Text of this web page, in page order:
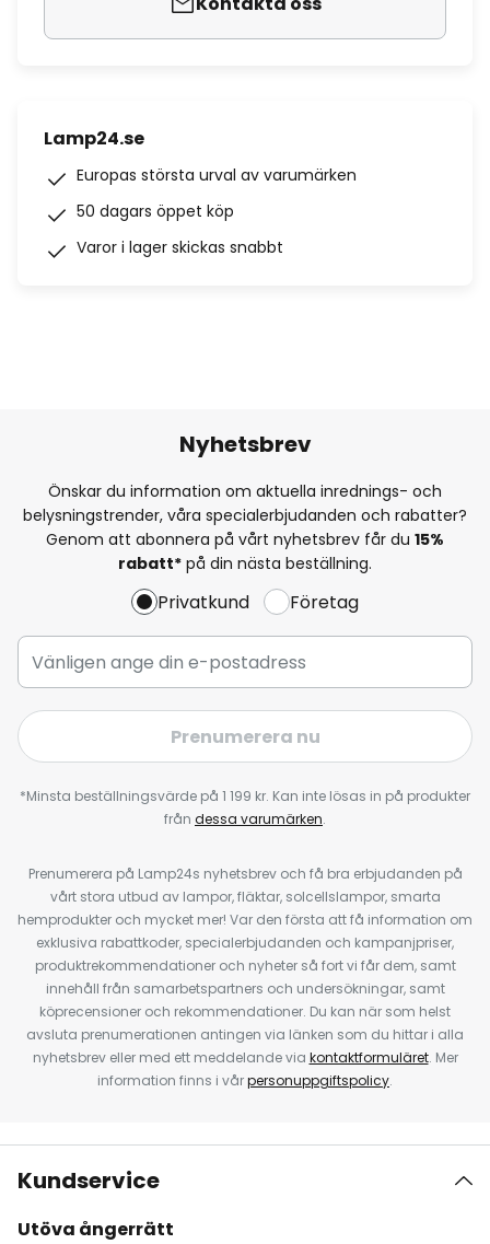
Lamp24.se
Europas största urval av varumärken
50 dagars öppet köp
Varor i lager skickas snabbt
Nyhetsbrev
Önskar du information om aktuella inrednings- och
belysningstrender, våra specialerbjudanden och rabatter?
Genom att abonnera på vårt nyhetsbrev får du 15%
rabatt* på din nästa beställning.
Privatkund Företag
Prenumerera nu
*Minsta beställningsvärde på 1 199 kr. Kan inte lösas in på produkter
från dessa varumärken.
Prenumerera på Lamp24s nyhetsbrev och få bra erbjudanden på
vårt stora utbud av lampor, fläktar, solcellslampor, smarta
hemprodukter och mycket mer! Var den första att få information om
exklusiva rabattkoder, specialerbjudanden och kampanjpriser,
produktrekommendationer och nyheter så fort vi får dem, samt
innehåll från samarbetspartners och undersökningar, samt
köprecensioner och rekommendationer. Du kan när som helst
avsluta prenumerationen antingen via länken som du hittar i alla
nyhetsbrev eller med ett meddelande via kontaktformuläret. Mer
information finns i vårpersonuppgiftspolicy.
Kundservice
Utöva ångerrätt